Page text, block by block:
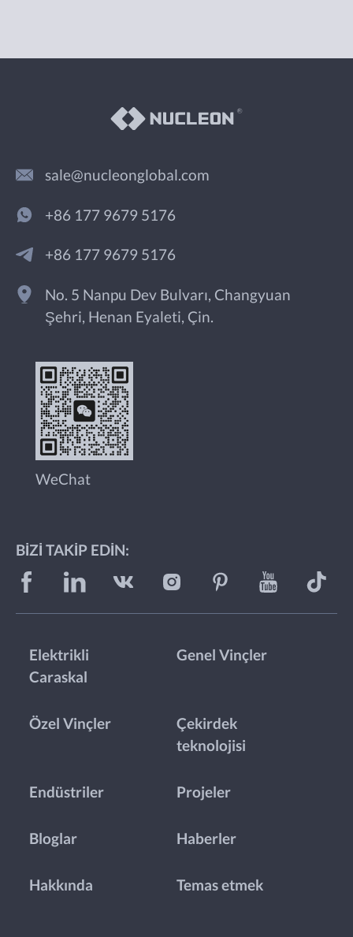
sale@nucleonglobal.com
+86 177 9679 5176
+86 177 9679 5176
No. 5 Nanpu Dev Bulvarı, Changyuan
Şehri, Henan Eyaleti, Çin.
WeChat
BIZI TAKIP EDIN:
Elektrikli
Caraskal
Genel Vinçler
Özel Vinçler
Çekirdek
teknolojisi
Endüstriler Projeler
Bloglar Haberler
Hakkında Temas etmek